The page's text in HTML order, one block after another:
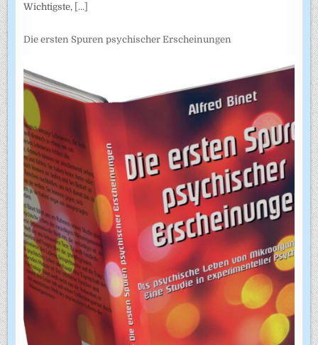
Wichtigste, [...]
Die ersten Spuren psychischer Erscheinungen